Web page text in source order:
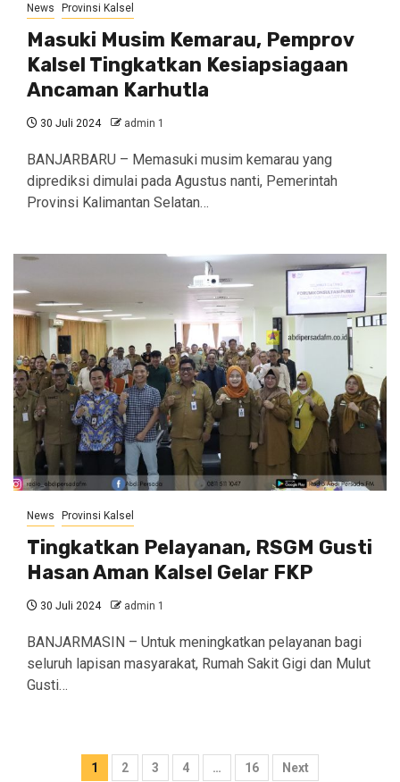
News Provinsi Kalsel
Masuki Musim Kemarau, Pemprov
Kalsel Tingkatkan Kesiapsiagaan
Ancaman Karhutla
30 Juli 2024 admin 1
BANJARBARU – Memasuki musim kemarau yang
diprediksi dimulai pada Agustus nanti, Pemerintah
Provinsi Kalimantan Selatan…
News Provinsi Kalsel
Tingkatkan Pelayanan, RSGM Gusti
Hasan Aman Kalsel Gelar FKP
30 Juli 2024 admin 1
BANJARMASIN – Untuk meningkatkan pelayanan bagi
seluruh lapisan masyarakat, Rumah Sakit Gigi dan Mulut
Gusti…
Navigasi
1 2 3 4 … 16 Next